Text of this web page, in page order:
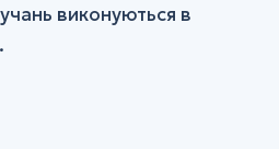
виконуються в